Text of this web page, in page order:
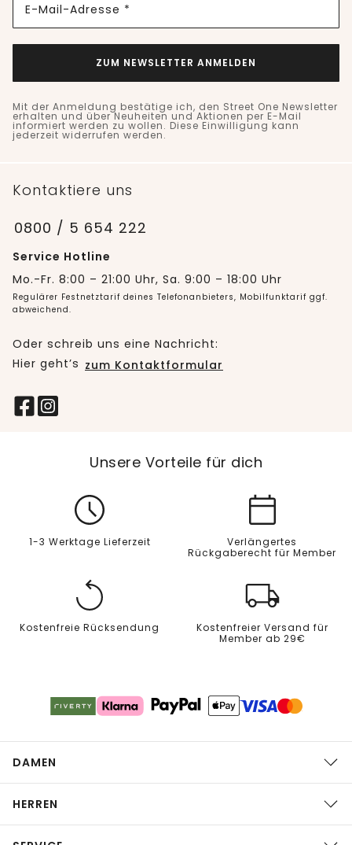
E-Mail-Adresse *
ZUM NEWSLETTER ANMELDEN
Mit der Anmeldung bestätige ich, den Street One Newsletter
erhalten und über Neuheiten und Aktionen per E-Mail
informiert werden zu wollen. Diese Einwilligung kann
jederzeit widerrufen werden.
Kontaktiere uns
0800 / 5 654 222
Service Hotline
Mo.-Fr. 8:00 – 21:00 Uhr, Sa. 9:00 – 18:00 Uhr
Regulärer Festnetztarif deines Telefonanbieters, Mobilfunktarif ggf.
abweichend.
Oder schreib uns eine Nachricht:
Hier geht’s zum Kontaktformular
Unsere Vorteile für dich
1-3 Werktage Lieferzeit
Verlängertes
Rückgaberecht für Member
Kostenfreie Rücksendung
Kostenfreier Versand für
Member ab 29€
DAMEN
HERREN